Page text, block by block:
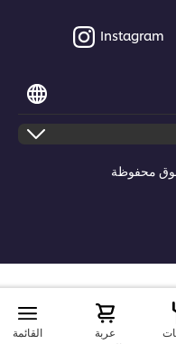
Instagram
عربة
القائمة